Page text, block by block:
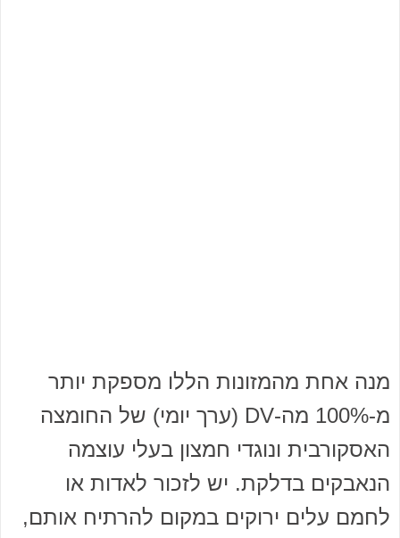
מנה אחת מהמזונות הללו מספקת יותר
מ-100% מה-DV (ערך יומי) של החומצה
האסקורבית ונוגדי חמצון בעלי עוצמה
הנאבקים בדלקת. יש לזכור לאדות או
לחמם עלים ירוקים במקום להרתיח אותם,